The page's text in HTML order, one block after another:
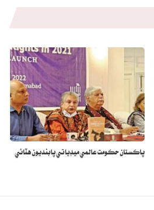
پاڪستان حڪومت عالمي ميڊيا تي پابنديون هٽائي